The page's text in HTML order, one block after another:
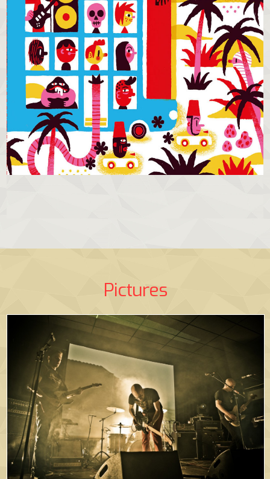
Pictures